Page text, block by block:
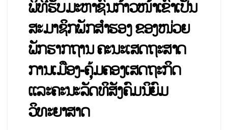
ພິທີຮັບມະຫາຊົນກ້າວໜ້າເຂົ້າເປັນ
ສະມາຊິກພັກສໍາຮອງ ຂອງໜ່ວຍ
ພັກຮາກຖານ ຄະນະເສດຖະສາດ
ການເມືອງ-ຄຸ້ມຄອງເສດຖະກິດ
ແລະຄະນະລັດທິສັງຄົມນິຍົມ
ວິທະຍາສາດ